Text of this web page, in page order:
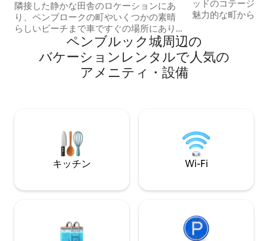
隣接した静かな田舎のロケーションにあ
り、ペンブロークの町やいくつかの素晴
らしいビーチまで車ですぐの場所にあり
で、伝統的な石灰漆喰の壁とアップサイ
クルされた木材が素朴な雰囲気を醸し出
しています。中庭には門が付いており、
合があります。お問い合わせはメッセー
ジにてお送りください。
ッドのコテージ。
魅力的な町からわ
ースフットのよう
地の良い隠れ家に戻
すぐ近くに歴史、
ペンブルック城⁠周⁠辺⁠の
バ⁠ケ⁠ー⁠シ⁠ョ⁠ン⁠レ⁠ン⁠タ⁠ル⁠で人⁠気⁠の
ア⁠メ⁠ニ⁠テ⁠ィ⁠・⁠設⁠備
キッチン Wi-Fi